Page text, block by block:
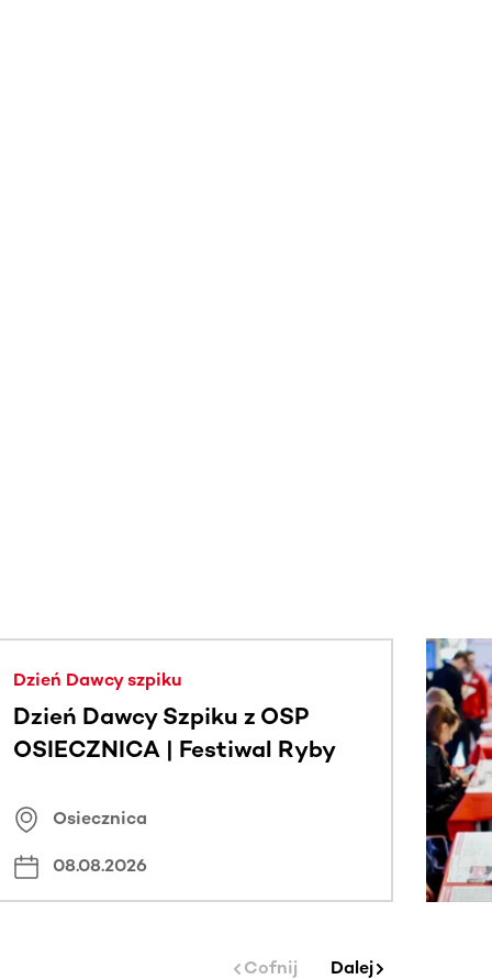
Dzień Dawcy szpiku
Dzień Dawcy Szpiku z OSP
OSIECZNICA | Festiwal Ryby
Osiecznica
08.08.2026
Cofnij Dalej